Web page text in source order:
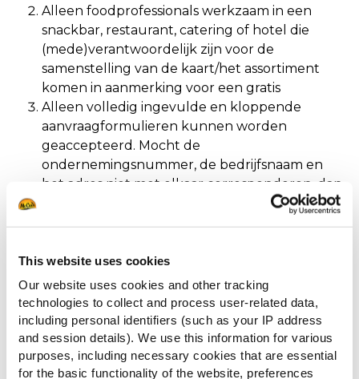
This website uses cookies
Our website uses cookies and other tracking
technologies to collect and process user-related data,
including personal identifiers (such as your IP address
and session details). We use this information for various
purposes, including necessary cookies that are essential
for the basic functionality of the website, preferences
Alleen foodprofessionals werkzaam in een
snackbar, restaurant, catering of hotel die
(mede)verantwoordelijk zijn voor de
samenstelling van de kaart/het assortiment
komen in aanmerking voor een gratis
Alleen volledig ingevulde en kloppende
aanvraagformulieren kunnen worden
geaccepteerd. Mocht de
ondernemingsnummer, de bedrijfsnaam en
het adres niet met elkaar corresponderen, dan
mag McCain Foods Holland de aanvraag
worden aangevraagd.
Deze actie is alleen geldig in Nederland, het
bedrijf dient ook gevestigd te zijn in
Nederland.
Gegevens worden uitsluitend gebruikt in
overeenstemming met de General Data